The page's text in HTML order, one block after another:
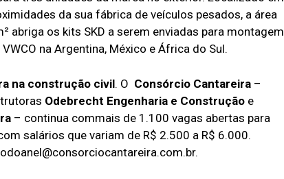
da sua fábrica de veículos pesados, a área
abriga os kits SKD a serem enviadas para montagem
na Argentina, México e África do Sul.
na construção civil. O Consórcio Cantareira –
Odebrecht Engenharia e Construção e
– continua commais de 1.100 vagas abertas para
salários que variam de R$ 2.500 a R$ 6.000.